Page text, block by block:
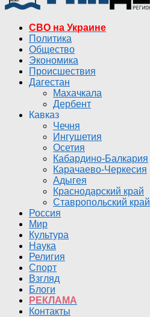
СВО на Украине
Политика
Общество
Экономика
Происшествия
Дагестан
Махачкала
Дербент
Кавказ
Чечня
Ингушетия
Осетия
Кабардино-Балкария
Карачаево-Черкесия
Адыгея
Краснодарский край
Ставропольский край
Россия
Мир
Культура
Наука
Религия
Спорт
Взгляд
Блоги
РЕКЛАМА
Контакты